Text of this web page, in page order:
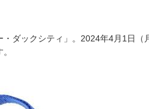
ダックシティ」。2024年4月1日（